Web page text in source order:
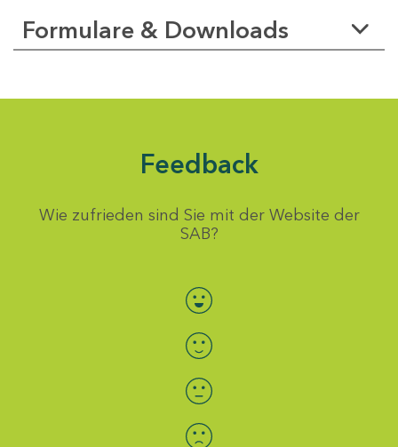
Formulare & Downloads
Feedback
Wie zufrieden sind Sie mit der Website der
SAB?
Bewertung auswählen